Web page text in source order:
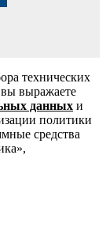
технических
вы выражаете
данных и
политики
средства